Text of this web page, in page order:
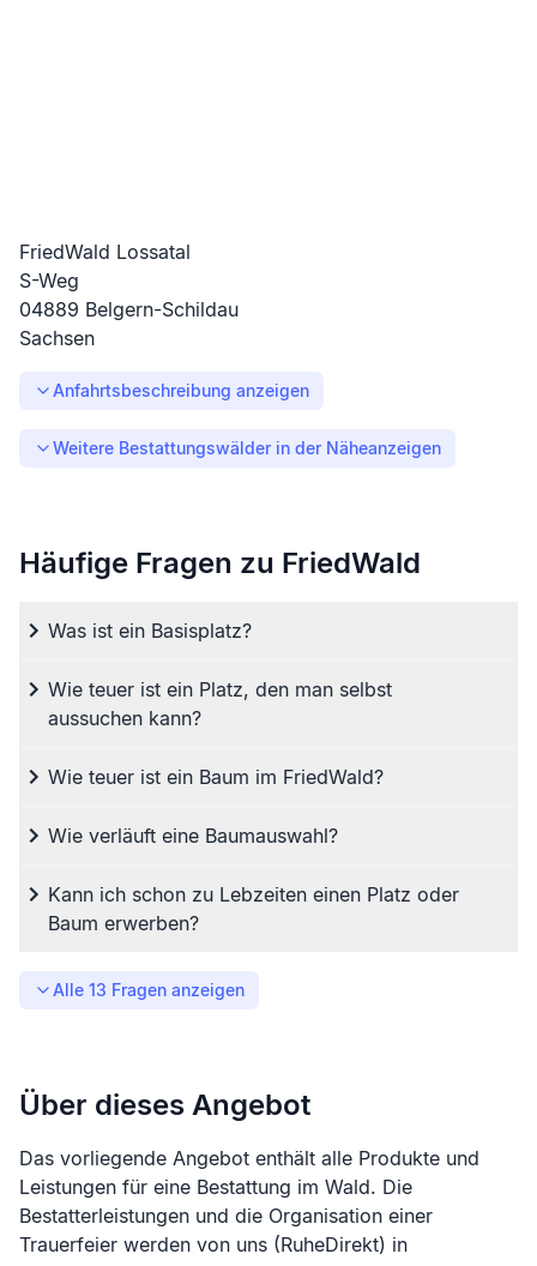
FriedWald Lossatal
S-Weg
04889 Belgern-Schildau
Sachsen
Anfahrtsbeschreibung anzeigen
Weitere Bestattungswälder in der Näheanzeigen
Häufige Fragen zu FriedWald
Was ist ein Basisplatz?
Wie teuer ist ein Platz, den man selbst
aussuchen kann?
Wie teuer ist ein Baum im FriedWald?
Wie verläuft eine Baumauswahl?
Kann ich schon zu Lebzeiten einen Platz oder
Baum erwerben?
Alle 13 Fragen anzeigen
Über dieses Angebot
Das vorliegende Angebot enthält alle Produkte und
Leistungen für eine Bestattung im Wald. Die
Bestatterleistungen und die Organisation einer
Trauerfeier werden von uns (RuheDirekt) in